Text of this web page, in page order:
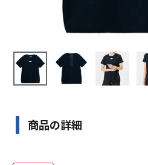
プライバシーポリシー
商品の詳細